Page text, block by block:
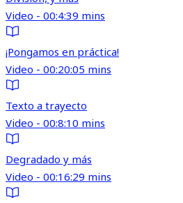
Video - 00:4:39 mins
¡Pongamos en práctica!
Video - 00:20:05 mins
Texto a trayecto
Video - 00:8:10 mins
Degradado y más
Video - 00:16:29 mins